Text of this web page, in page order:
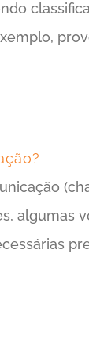
algumas